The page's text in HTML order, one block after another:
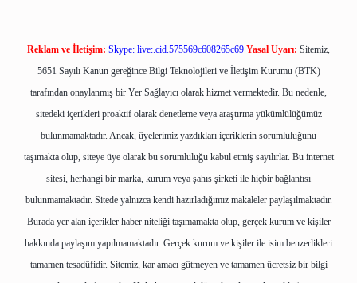
Reklam ve İletişim: Skype: live:.cid.575569c608265c69 Yasal Uyarı: Sitemiz,
5651 Sayılı Kanun gereğince Bilgi Teknolojileri ve İletişim Kurumu (BTK)
tarafından onaylanmış bir Yer Sağlayıcı olarak hizmet vermektedir. Bu nedenle,
sitedeki içerikleri proaktif olarak denetleme veya araştırma yükümlülüğümüz
bulunmamaktadır. Ancak, üyelerimiz yazdıkları içeriklerin sorumluluğunu
taşımakta olup, siteye üye olarak bu sorumluluğu kabul etmiş sayılırlar. Bu internet
sitesi, herhangi bir marka, kurum veya şahıs şirketi ile hiçbir bağlantısı
bulunmamaktadır. Sitede yalnızca kendi hazırladığımız makaleler paylaşılmaktadır.
Burada yer alan içerikler haber niteliği taşımamakta olup, gerçek kurum ve kişiler
hakkında paylaşım yapılmamaktadır. Gerçek kurum ve kişiler ile isim benzerlikleri
tamamen tesadüfidir. Sitemiz, kar amacı gütmeyen ve tamamen ücretsiz bir bilgi